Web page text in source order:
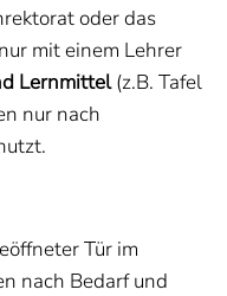
oder das
mit einem Lehrer
Lernmittel(z.B. Tafel
nur nach
Tür im
nach Bedarf und